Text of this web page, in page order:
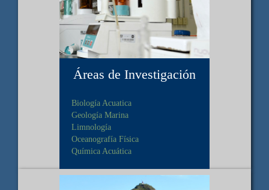
Áreas de Investigación
Biología Acuatica
Geología Marina
Limnología
Oceanografía Física
Química Acuática